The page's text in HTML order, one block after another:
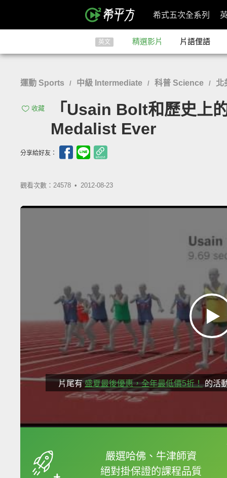
希式五次全系列
英文 精選影片 片語俚語
運動 Sports / 中級 Intermediate / 科普 Science / 北
收藏
「Usain Bolt和歷史上
Medalist Ever
分享給好友：
觀看次數：24578 • 2012-08-23
片尾有盛夏最後優惠，全年最低價5折！的活
嚴選哈佛、牛津師資
絕對掛保證的課程品質
框選或點兩下字幕可